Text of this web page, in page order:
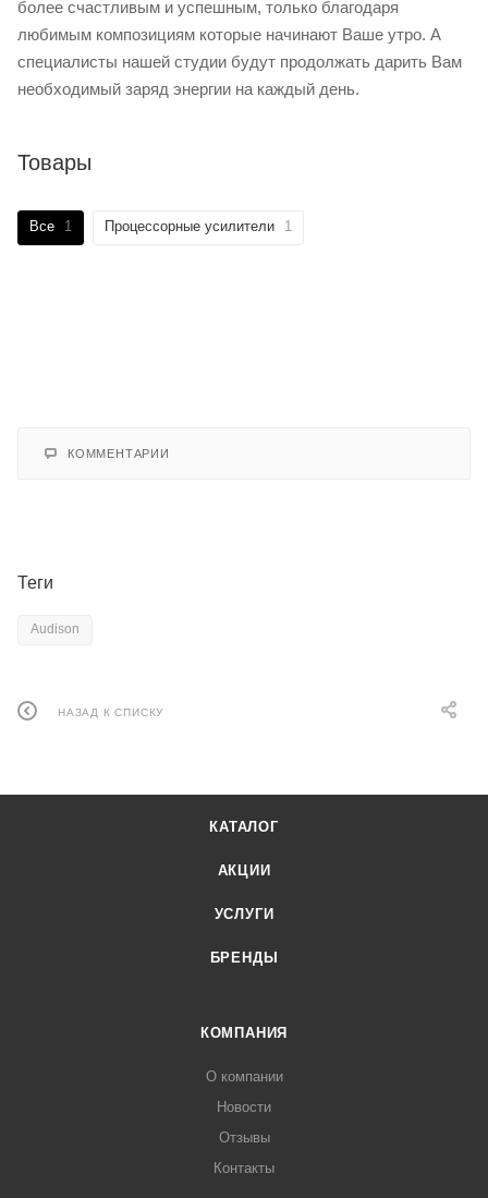
более счастливым и успешным, только благодаря
любимым композициям которые начинают Ваше утро. А
специалисты нашей студии будут продолжать дарить Вам
необходимый заряд энергии на каждый день.
Товары
Все 1 Процессорные усилители 1
КОММЕНТАРИИ
Теги
Audison
НАЗАД К СПИСКУ
КАТАЛОГ
АКЦИИ
УСЛУГИ
БРЕНДЫ
КОМПАНИЯ
О компании
Новости
Отзывы
Контакты